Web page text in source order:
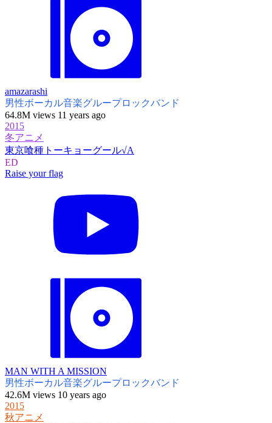
amazarashi
男性ボーカル音楽グループロックバンド
64.8M views 11 years ago
2015
冬アニメ
東京喰種トーキョーグール√A
ED
Raise your flag
MAN WITH A MISSION
男性ボーカル音楽グループロックバンド
42.6M views 10 years ago
2015
秋アニメ